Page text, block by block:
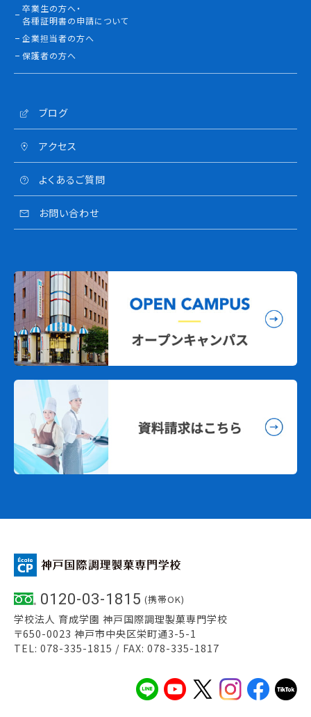
卒業生の方へ・
各種証明書の申請について
企業担当者の方へ
保護者の方へ
ブログ
アクセス
よくあるご質問
お問い合わせ
0120-03-1815 (携帯OK)
学校法人 育成学園 神戸国際調理製菓専門学校
〒650-0023 神戸市中央区栄町通3-5-1
TEL: 078-335-1815 / FAX: 078-335-1817